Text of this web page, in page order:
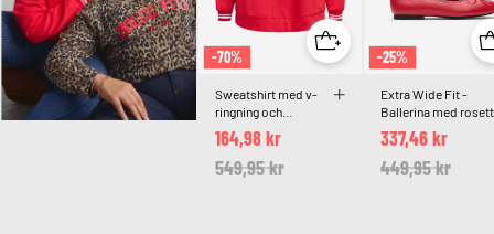
-70%
Sweatshirt med v-
ringning och
texttryck
Price reduced from
549,95 kr
164,98 kr
-25%
Extra Wide Fit -
Ballerina med rosett
Price reduced
449,95 krto
337,46 kr